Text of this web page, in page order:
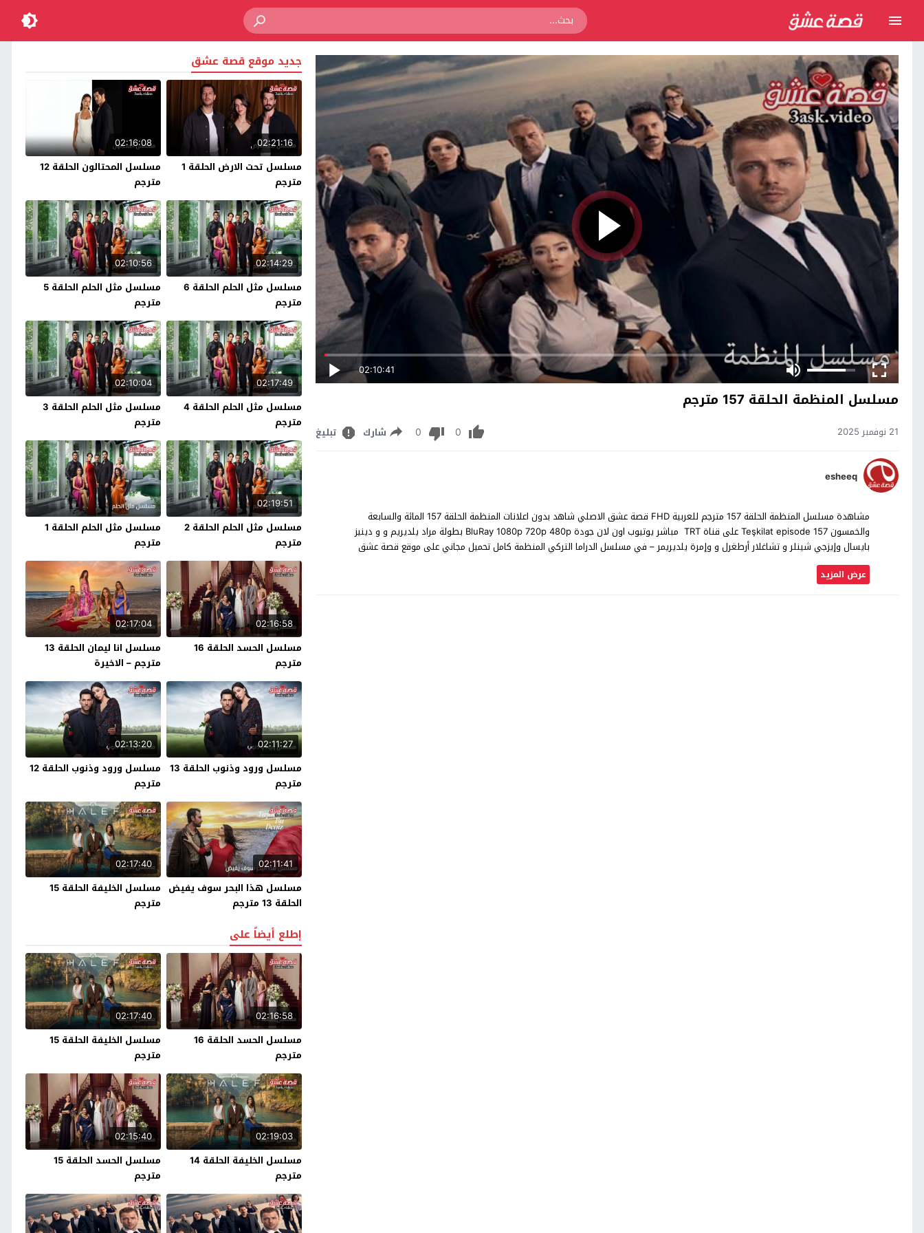
02:10:41
مسلسل المنظمة الحلقة 157 مترجم
21 نوفمبر 2025 0
0 شارك تبليغ
esheeq
مشاهدة مسلسل المنظمة الحلقة 157 مترجم للعربية FHD قصة عشق الاصلي شاهد بدون اعلانات المنظمة الحلقة 157 المائة والسابعة
والخمسون Teşkilat episode 157 على قناة TRT مباشر يوتيوب اون لان جودة BluRay 1080p 720p 480p بطولة مراد يلديريم و و دينيز
بايسال وإيزجي شينلر و تشاغلار أرطغرل و وإمرة يلديريمر – في مسلسل الدراما التركي المنظمة كامل تحميل مجاني على موقع قصة عشق
عرض المزيد
جديد موقع قصة عشق
02:21:16
مسلسل تحت الارض الحلقة 1
مترجم
02:16:08
مسلسل المحتالون الحلقة 12
مترجم
02:14:29
مسلسل مثل الحلم الحلقة 6
مترجم
02:10:56
مسلسل مثل الحلم الحلقة 5
مترجم
02:17:49
مسلسل مثل الحلم الحلقة 4
مترجم
02:10:04
مسلسل مثل الحلم الحلقة 3
مترجم
02:19:51
مسلسل مثل الحلم الحلقة 2
مترجم
مسلسل مثل الحلم الحلقة 1
مترجم
02:16:58
مسلسل الحسد الحلقة 16
مترجم
02:17:04
مسلسل انا ليمان الحلقة 13
مترجم – الاخيرة
02:11:27
مسلسل ورود وذنوب الحلقة 13
مترجم
02:13:20
مسلسل ورود وذنوب الحلقة 12
مترجم
02:11:41
مسلسل هذا البحر سوف يفيض
الحلقة 13 مترجم
02:17:40
مسلسل الخليفة الحلقة 15
مترجم
إطلع أيضاً على
02:16:58
مسلسل الحسد الحلقة 16
مترجم
02:17:40
مسلسل الخليفة الحلقة 15
مترجم
02:19:03
مسلسل الخليفة الحلقة 14
مترجم
02:15:40
مسلسل الحسد الحلقة 15
مترجم